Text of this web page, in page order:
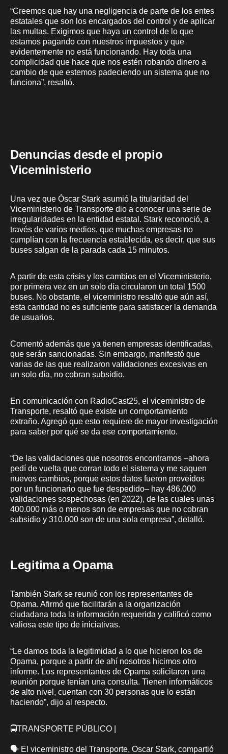
“Creemos que hay una negligencia de parte de los entes
estatales que son los encargados del control y de aplicar
las multas. Exigimos que haya un control de lo que
estamos pagando con nuestros impuestos y que
evidentemente no está funcionando. Hay toda una
complicidad que hace que nos estén robando dinero a
cambio de que estemos padeciendo un sistema que no
funciona”, resaltó.
Denuncias desde el propio
Viceministerio
Una vez que Óscar Stark asumió la titularidad del
Viceministerio de Transporte dio a conocer una serie de
irregularidades en la entidad estatal. Stark reconoció, a
través de varios medios, que muchas empresas no
cumplían con la frecuencia establecida, es decir, que sus
buses salgan de la parada cada 15 minutos.
A partir de esta crisis y los cambios en el Viceministerio,
por primera vez en un solo día circularon un total 1500
buses. No obstante, el viceministro resaltó que aún así,
esta cantidad no es suficiente para satisfacer la demanda
de usuarios.
Comentó además que ya tienen empresas identificadas,
que serán sancionadas. Sin embargo, manifestó que
varias de las que realizaron validaciones excesivas en
un solo día, no cobran subsidio.
En comunicación con RadioCast25, el viceministro de
Transporte, resaltó que existe un comportamiento
extraño. Agregó que esto requiere de mayor investigación
para saber por qué se da ese comportamiento.
“De las validaciones que nosotros encontramos –ahora
pedí de vuelta que corran todo el sistema y me saquen
nuevos cambios, porque estos datos fueron proveídos
por un funcionario que fue despedido– hay 486.000
validaciones sospechosas (en 2022), de las cuales unas
400.000 más o menos son de empresas que no cobran
subsidio y 310.000 son de una sola empresa”, detalló.
Legitima a Opama
También Stark se reunió con los representantes de
Opama. Afirmó que facilitarán a la organización
ciudadana toda la información requerida y calificó como
valiosa este tipo de iniciativas.
“Le damos toda la legitimidad a lo que hicieron los de
Opama, porque a partir de ahí nosotros hicimos otro
informe. Los representantes de Opama solicitaron una
reunión porque tenían una consulta. Tienen informáticos
de alto nivel, cuentan con 30 personas que lo están
haciendo”, dijo al respecto.
🚍TRANSPORTE PÚBLICO |
🗣️ El viceministro del Transporte, Oscar Stark, compartió